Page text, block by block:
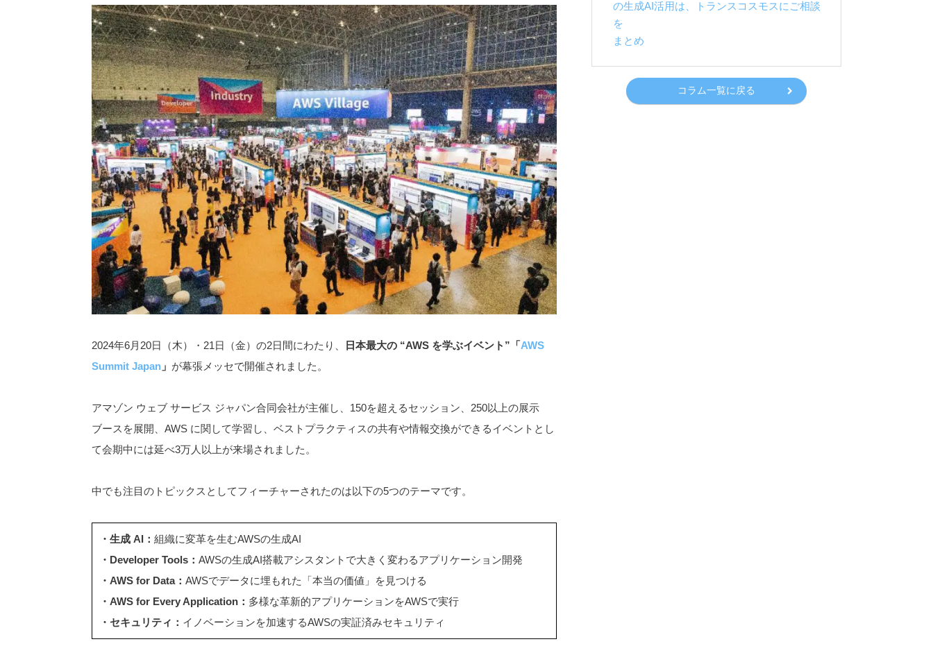
2024年6月20日（木）・21日（金）の2日間にわたり、 日本最大の “AWS を学ぶイベント”「AWS
Summit Japan 」 が幕張メッセで開催されました。
アマゾン ウェブ サービス ジャパン合同会社が主催し、150を超えるセッション、250以上の展示
ブースを展開、AWS に関して学習し、ベストプラクティスの共有や情報交換ができるイベントとし
て会期中には延べ3万人以上が来場されました。
中でも注目のトピックスとしてフィーチャーされたのは以下の5つのテーマです。
・生成 AI： 組織に変革を生むAWSの生成AI
・Developer Tools： AWSの生成AI搭載アシスタントで大きく変わるアプリケーション開発
・AWS for Data： AWSでデータに埋もれた「本当の価値」を見つける
・AWS for Every Application： 多様な革新的アプリケーションをAWSで実行
・セキュリティ： イノベーションを加速するAWSの実証済みセキュリティ
の生成AI活用は、トランスコスモスにご相談
を
まとめ
コラム一覧に戻る